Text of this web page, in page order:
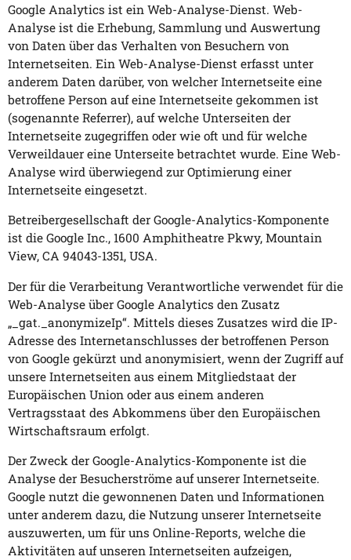
Google Analytics ist ein Web-Analyse-Dienst. Web-
Analyse ist die Erhebung, Sammlung und Auswertung
von Daten über das Verhalten von Besuchern von
Internetseiten. Ein Web-Analyse-Dienst erfasst unter
anderem Daten darüber, von welcher Internetseite eine
betroffene Person auf eine Internetseite gekommen ist
(sogenannte Referrer), auf welche Unterseiten der
Internetseite zugegriffen oder wie oft und für welche
Verweildauer eine Unterseite betrachtet wurde. Eine Web-
Analyse wird überwiegend zur Optimierung einer
Internetseite eingesetzt.
Betreibergesellschaft der Google-Analytics-Komponente
ist die Google Inc., 1600 Amphitheatre Pkwy, Mountain
View, CA 94043-1351, USA.
Der für die Verarbeitung Verantwortliche verwendet für die
Web-Analyse über Google Analytics den Zusatz
„_gat._anonymizeIp“. Mittels dieses Zusatzes wird die IP-
Adresse des Internetanschlusses der betroffenen Person
von Google gekürzt und anonymisiert, wenn der Zugriff auf
unsere Internetseiten aus einem Mitgliedstaat der
Europäischen Union oder aus einem anderen
Vertragsstaat des Abkommens über den Europäischen
Wirtschaftsraum erfolgt.
Der Zweck der Google-Analytics-Komponente ist die
Analyse der Besucherströme auf unserer Internetseite.
Google nutzt die gewonnenen Daten und Informationen
unter anderem dazu, die Nutzung unserer Internetseite
auszuwerten, um für uns Online-Reports, welche die
Aktivitäten auf unseren Internetseiten aufzeigen,